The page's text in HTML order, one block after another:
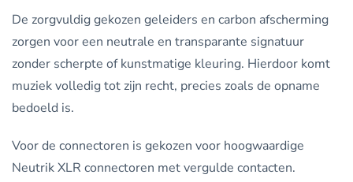
De zorgvuldig gekozen geleiders en carbon afscherming
zorgen voor een neutrale en transparante signatuur
zonder scherpte of kunstmatige kleuring. Hierdoor komt
muziek volledig tot zijn recht, precies zoals de opname
bedoeld is.
Voor de connectoren is gekozen voor hoogwaardige
Neutrik XLR connectoren met vergulde contacten.